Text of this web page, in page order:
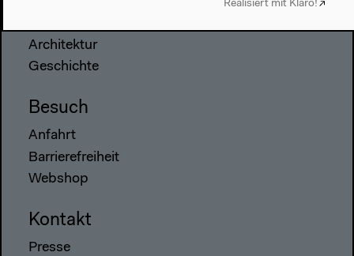
Architektur
Geschichte
Besuch
Anfahrt
Barrierefreiheit
Webshop
Kontakt
Presse
Realisiert mit Klaro!